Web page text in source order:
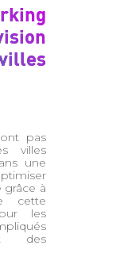
pas
villes
une
grâce à
cette
les
des